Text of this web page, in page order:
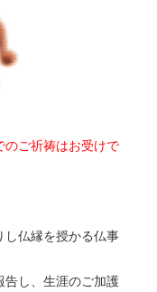
のご祈祷はお受けで
仏縁を授かる仏事
し、生涯のご加護